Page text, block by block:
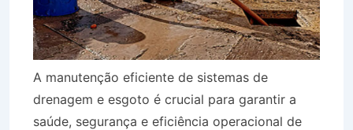
A manutenção eficiente de sistemas de
drenagem e esgoto é crucial para garantir a
saúde, segurança e eficiência operacional de